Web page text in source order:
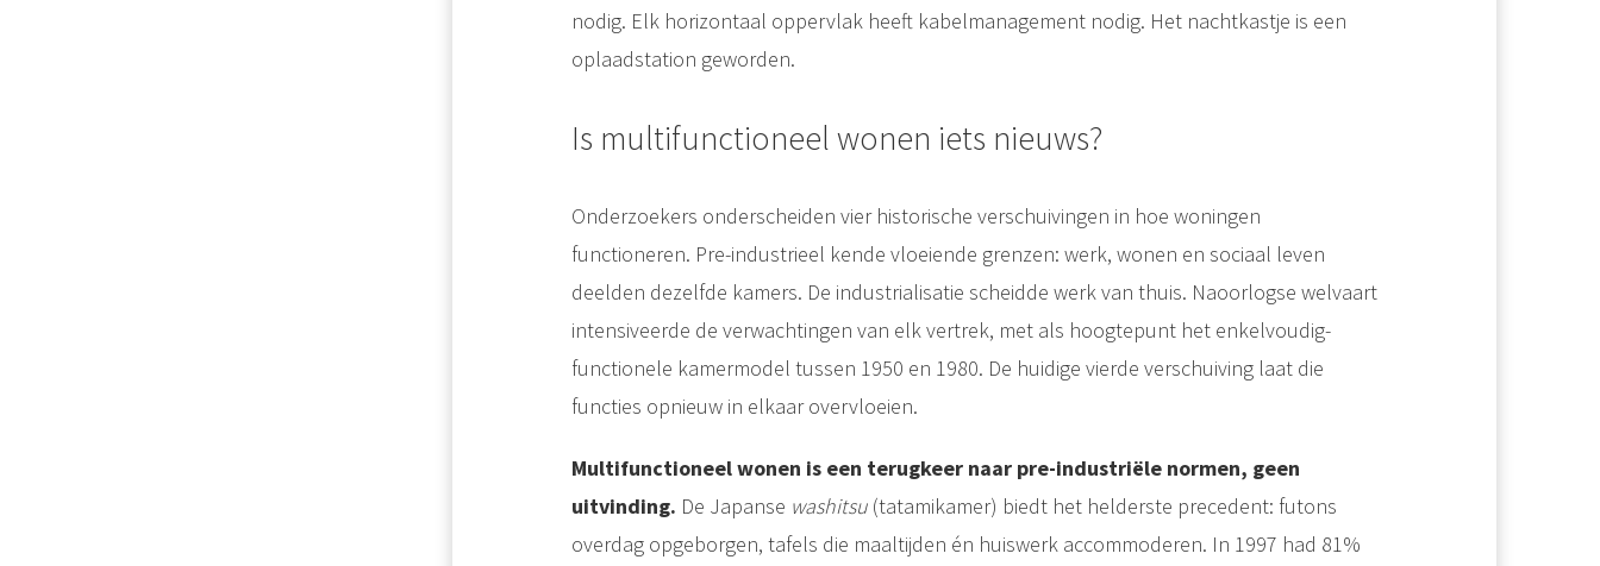
nodig. Elk horizontaal oppervlak heeft kabelmanagement nodig. Het nachtkastje is een
oplaadstation geworden.
Is multifunctioneel wonen iets nieuws?
Onderzoekers onderscheiden vier historische verschuivingen in hoe woningen
functioneren. Pre-industrieel kende vloeiende grenzen: werk, wonen en sociaal leven
deelden dezelfde kamers. De industrialisatie scheidde werk van thuis. Naoorlogse welvaart
intensiveerde de verwachtingen van elk vertrek, met als hoogtepunt het enkelvoudig-
functionele kamermodel tussen 1950 en 1980. De huidige vierde verschuiving laat die
functies opnieuw in elkaar overvloeien.
Multifunctioneel wonen is een terugkeer naar pre-industriële normen, geen
uitvinding. De Japanse washitsu(tatamikamer) biedt het helderste precedent: futons
overdag opgeborgen, tafels die maaltijden én huiswerk accommoderen. In 1997 had 81%